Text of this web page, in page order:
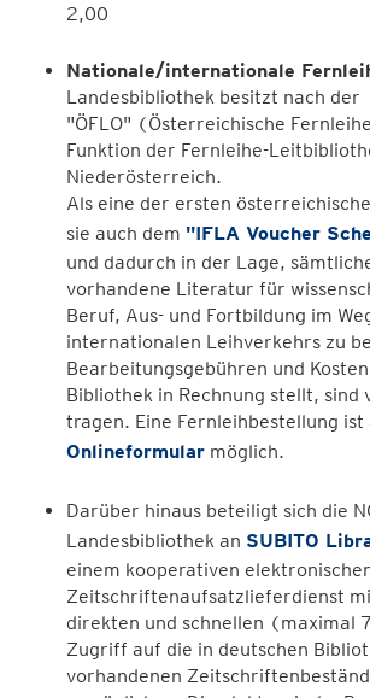
2,00
Nationale/internationale
Landesbibliothek besitzt nach der
"ÖFLO" (Österreichische
Funktion der Fernleihe-
Niederösterreich.
Als eine der ersten
sie auch dem "IFLA Voucher
und dadurch in der Lage,
vorhandene Literatur für
Beruf, Aus- und Fortbildung im
internationalen Leihverkehrs zu
Bearbeitungsgebühren und
Bibliothek in Rechnung stellt, sind
tragen. Eine Fernleihbestellung
Onlineformular möglich.
Darüber hinaus beteiligt sich die
Landesbibliothek an SUBITO
einem kooperativen
Zeitschriftenaufsatzlieferdienst
direkten und schnellen (maximal
Zugriff auf die in deutschen
vorhandenen